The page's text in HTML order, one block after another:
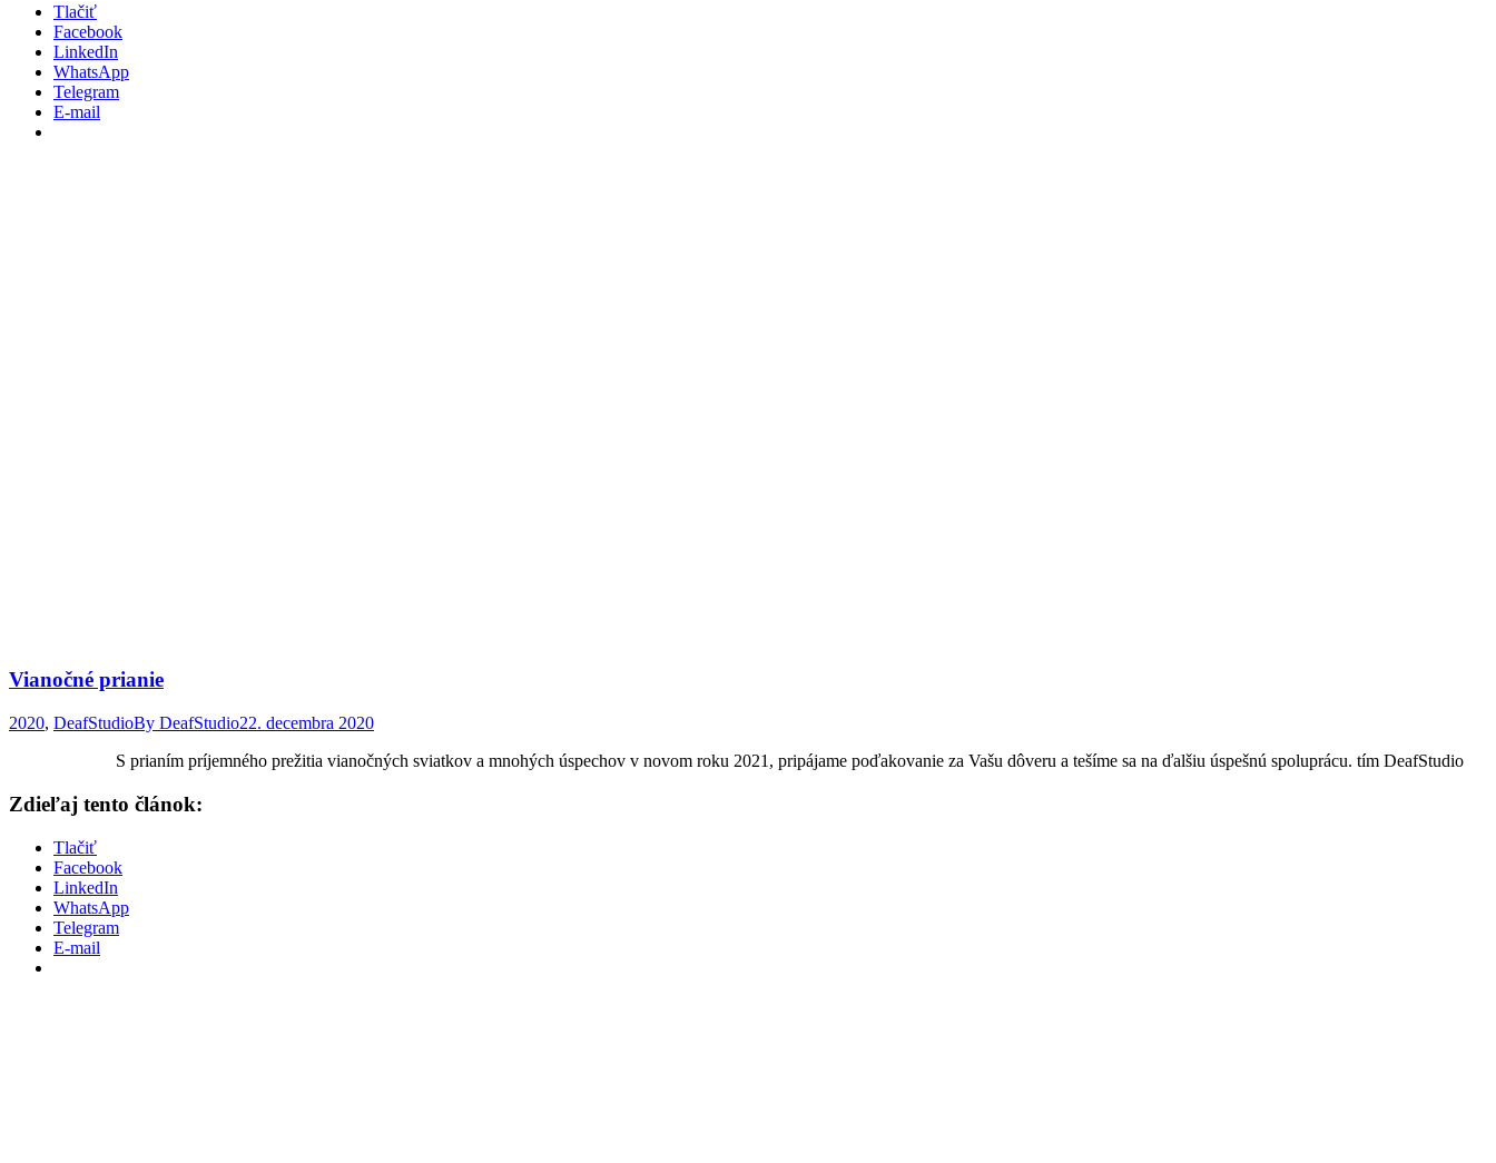
Tlačiť
Facebook
LinkedIn
WhatsApp
Telegram
E-mail
Vianočné prianie
2020, DeafStudioBy DeafStudio22. decembra 2020
S prianím príjemného prežitia vianočných sviatkov a mnohých úspechov v novom roku 2021, pripájame poďakovanie za Vašu dôveru a tešíme sa na ďalšiu úspešnú spoluprácu. tím DeafStudio
Zdieľaj tento článok:
Tlačiť
Facebook
LinkedIn
WhatsApp
Telegram
E-mail